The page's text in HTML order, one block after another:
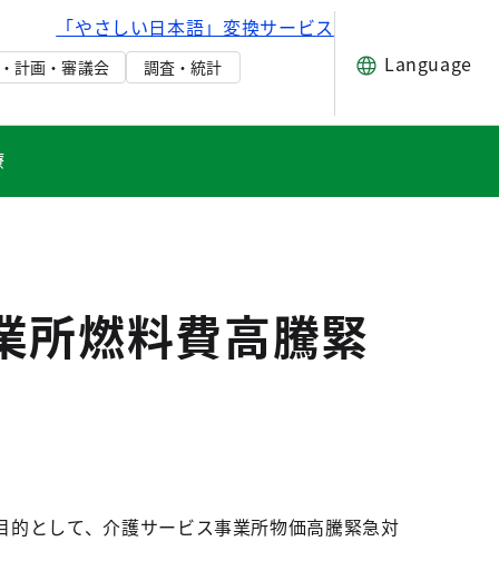
「やさしい日本語」変換サービス
計画・審議会 調査・統計 Language
所燃料費高騰緊
として、介護サービス事業所物価高騰緊急対